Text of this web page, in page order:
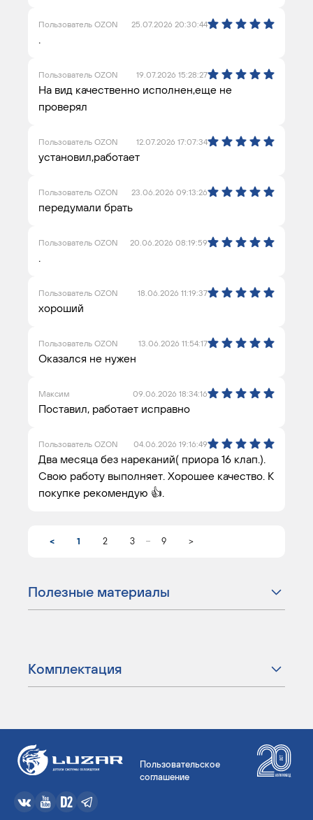
Пользователь OZON 25.07.2026 20:30:44
.
Пользователь OZON 19.07.2026 15:28:27
На вид качественно исполнен,еще не
проверял
Пользователь OZON 12.07.2026 17:07:34
установил,работает
Пользователь OZON 23.06.2026 09:13:26
передумали брать
Пользователь OZON 20.06.2026 08:19:59
.
Пользователь OZON 18.06.2026 11:19:37
хороший
Пользователь OZON 13.06.2026 11:54:17
Оказался не нужен
Максим 09.06.2026 18:34:16
Поставил, работает исправно
Пользователь OZON 04.06.2026 19:16:49
Два месяца без нареканий( приора 16 клап.).
Свою работу выполняет. Хорошее качество. К
покупке рекомендую 👍.
< 1 2 3 9 >
Полезные материалы
Комплектация
Пользовательское
соглашение